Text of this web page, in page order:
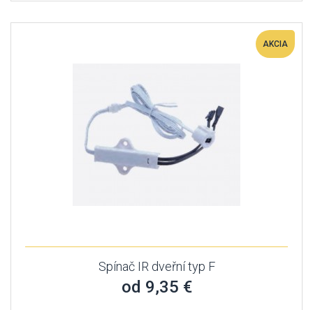
AKCIA
Spínač IR dveřní typ F
od 9,35 €